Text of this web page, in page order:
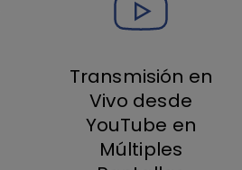
Transmisión en
Vivo desde
YouTube en
Múltiples